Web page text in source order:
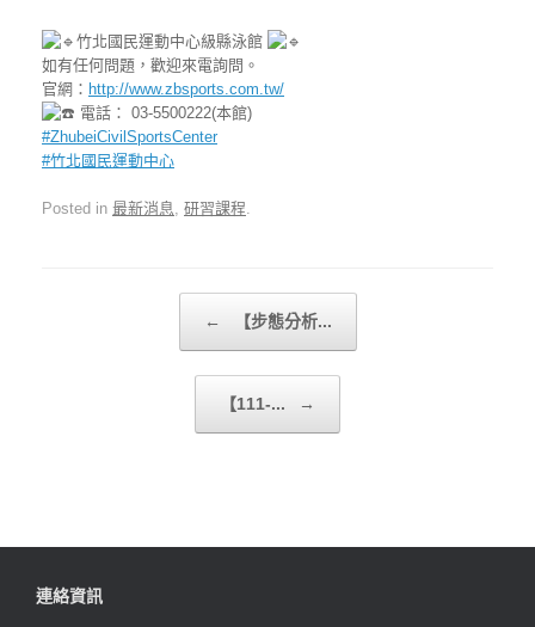
竹北國民運動中心級縣泳館
如有任何問題，歡迎來電詢問。
官網： http://www.zbsports.com.tw/
電話： 03-5500222(本館)
#ZhubeiCivilSportsCenter
#竹北國民運動中心
Posted in 最新消息 研習課程
← 【步態分析...
【111-... →
連絡資訊